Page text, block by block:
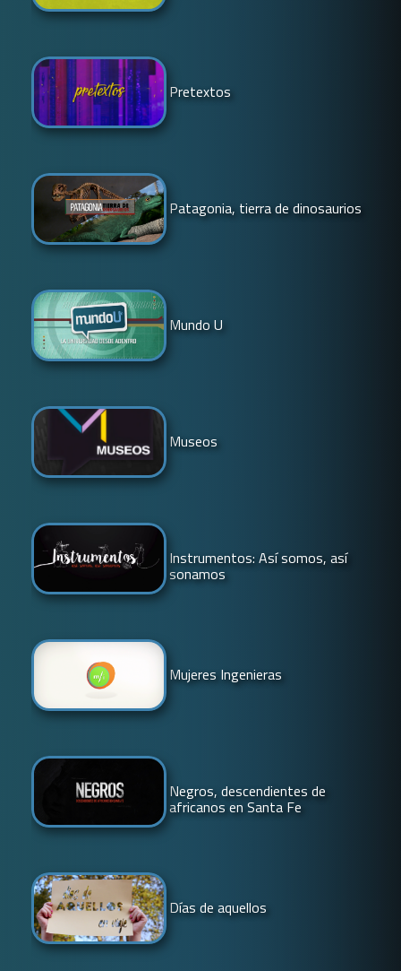
Pretextos
Patagonia, tierra de dinosaurios
Mundo U
Museos
Instrumentos: Así somos, así
sonamos
Mujeres Ingenieras
Negros, descendientes de
africanos en Santa Fe
Días de aquellos